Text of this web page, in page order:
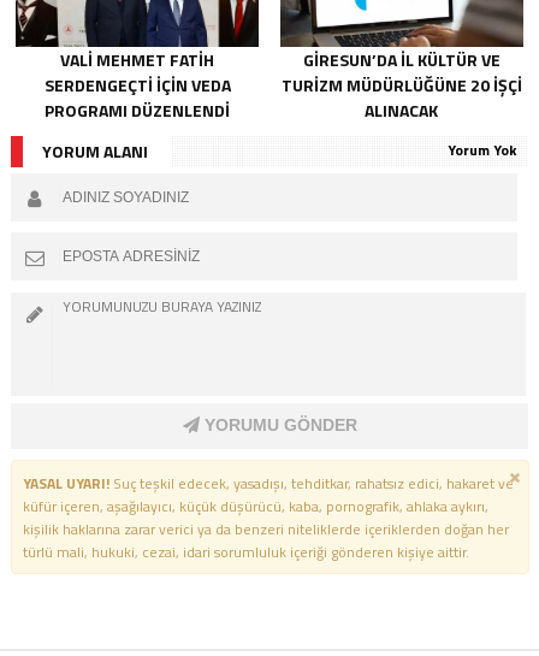
VALI MEHMET FATIH
SERDENGEÇTI İÇIN VEDA
PROGRAMI DÜZENLENDI
GIRESUN’DA İL KÜLTÜR VE
TURIZM MÜDÜRLÜĞÜNE 20 İŞÇI
ALINACAK
YORUM ALANI
Yorum Yok
YORUMU GÖNDER
YASAL UYARI!Suç teşkil edecek, yasadışı, tehditkar, rahatsız edici, hakaret ve
küfür içeren, aşağılayıcı, küçük düşürücü, kaba, pornografik, ahlaka aykırı,
kişilik haklarına zarar verici ya da benzeri niteliklerde içeriklerden doğan her
türlü mali, hukuki, cezai, idari sorumluluk içeriği gönderen kişiye aittir.